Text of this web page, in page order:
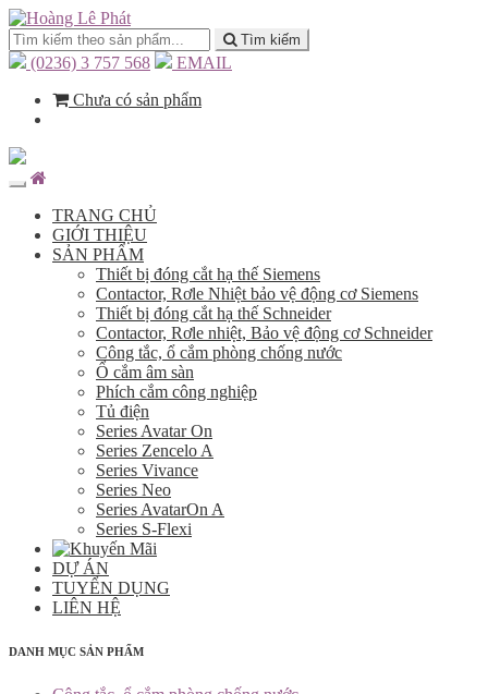
Tìm kiếm
(0236) 3 757 568
EMAIL
Chưa có sản phẩm
TRANG CHỦ
GIỚI THIỆU
SẢN PHẨM
Thiết bị đóng cắt hạ thế Siemens
Contactor, Rơle Nhiệt bảo vệ động cơ Siemens
Thiết bị đóng cắt hạ thế Schneider
Contactor, Rơle nhiệt, Bảo vệ động cơ Schneider
Công tắc, ổ cắm phòng chống nước
Ổ cắm âm sàn
Phích cắm công nghiệp
Tủ điện
Series Avatar On
Series Zencelo A
Series Vivance
Series Neo
Series AvatarOn A
Series S-Flexi
DỰ ÁN
TUYỂN DỤNG
LIÊN HỆ
DANH MỤC SẢN PHẨM